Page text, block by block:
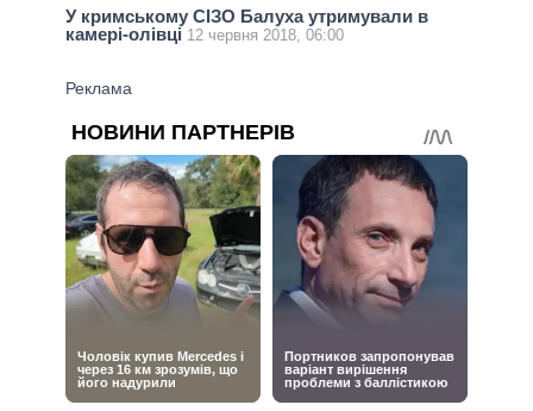
У кримському СІЗО Балуха утримували в
камері-олівці 12 червня 2018, 06:00